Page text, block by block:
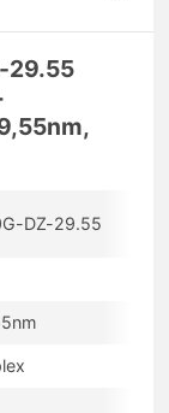
29.55
DZ-29.55